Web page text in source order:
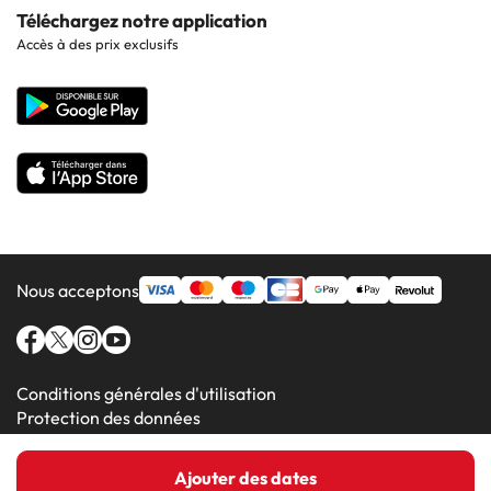
Ajouter des dates
Hôtels à Lluchmajor
Hôtels en Séville
Hôtels en Grenade
Contactez-nous
Site corporate
Téléchargez notre application
Accès à des prix exclusifs
Nous acceptons
Conditions générales d'utilisation
Protection des données